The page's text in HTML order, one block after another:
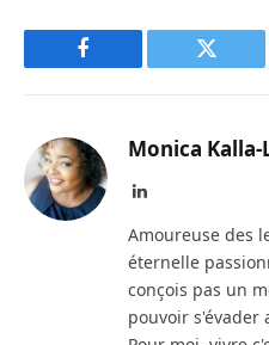
Facebook Twitter
Monica Kalla-
LinkedIn
Amoureuse des
éternelle
conçois pas un
pouvoir s'évader